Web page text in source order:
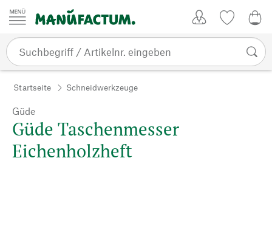
Zum Inhalt springen
Startseite Schneidwerkzeuge
Güde
Güde Taschenmesser
Eichenholzheft